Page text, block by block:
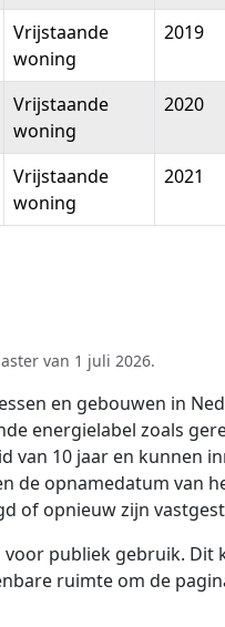
Vrijstaande
woning
2019
Vrijstaande
woning
2020
Vrijstaande
woning
2021
van 1 juli 2026.
en gebouwen in
energielabel zoals
10 jaar en kunnen
de opnamedatum van
of opnieuw zijn
publiek gebruik. Dit
ruimte om de